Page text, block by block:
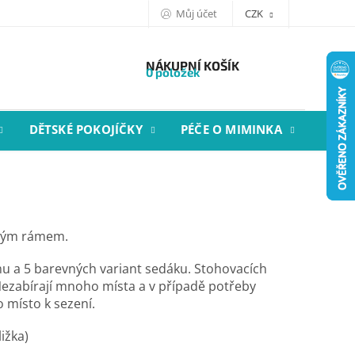
Můj účet CZK
NÁKUPNÍ KOŠÍK
0 položek
DĚTSKÉ POKOJÍČKY PÉČE O MIMINKA
rámem.
a 5 barevných variant sedáku. Stohovacích
mnoho místa a v případě potřeby
místo k sezení.